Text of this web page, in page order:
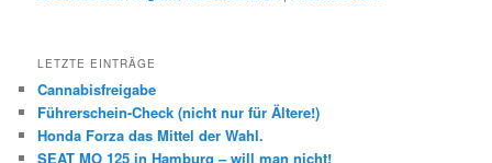
LETZTE EINTRÄGE
Cannabisfreigabe
Führerschein-Check (nicht nur für Ältere!)
Honda Forza das Mittel der Wahl.
SEAT MO 125 in Hamburg – will man nicht!